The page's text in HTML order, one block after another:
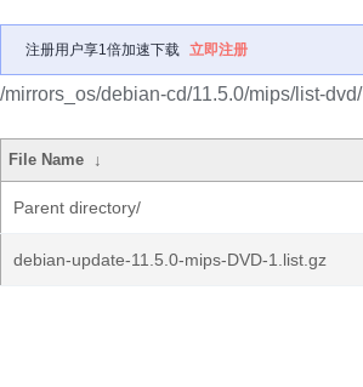
注册用户享1倍加速下载 立即注册
/mirrors_os/debian-cd/11.5.0/mips/list-dvd/
File Name ↓
Parent directory/
debian-update-11.5.0-mips-DVD-1.list.gz